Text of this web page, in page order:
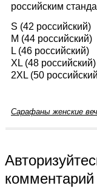
российским
S (42 российский)
M (44 российский)
L (46 российский)
XL (48 российский)
2XL (50
Сарафаны женские
комментарий